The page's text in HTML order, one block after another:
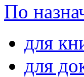
По
для
для